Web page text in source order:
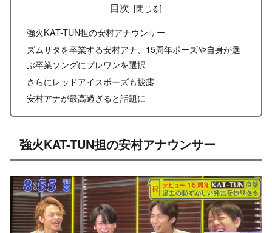
目次
強火KAT-TUN担の安村アナウンサー
ズムサタを卒業する安村アナ、15周年ポーズや自身が選
ぶ卒業ソングにプレワンを選択
さらにレッドアイスポーズも披露
安村アナが最高過ぎると話題に
強火KAT-TUN担の安村アナウンサー